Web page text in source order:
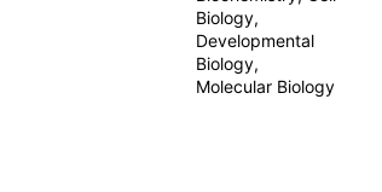
Biology,
Developmental
Biology,
Molecular Biology